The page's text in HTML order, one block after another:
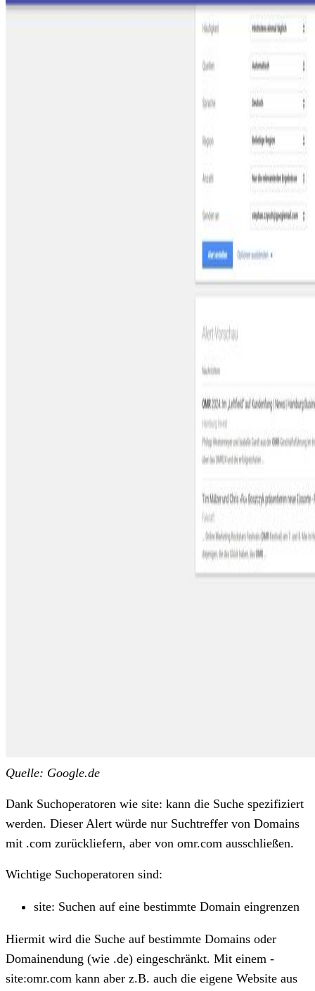
Quelle: Google.de
Dank Suchoperatoren wie site: kann die Suche spezifiziert
werden. Dieser Alert würde nur Suchtreffer von Domains
mit .com zurückliefern, aber von omr.com ausschließen.
Wichtige Suchoperatoren sind:
site: Suchen auf eine bestimmte Domain eingrenzen
Hiermit wird die Suche auf bestimmte Domains oder
Domainendung (wie .de) eingeschränkt. Mit einem -
site:omr.com kann aber z.B. auch die eigene Website aus